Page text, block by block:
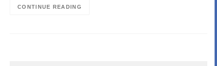
CONTINUE READING